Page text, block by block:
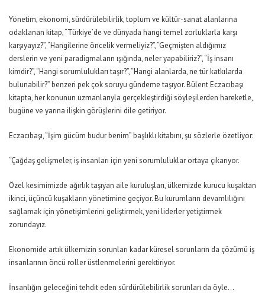
Yönetim, ekonomi, sürdürülebilirlik, toplum ve kültür-sanat alanlarına
odaklanan kitap, “Türkiye’de ve dünyada hangi temel zorluklarla karşı
karşıyayız?”, “Hangilerine öncelik vermeliyiz?”, “Geçmişten aldığımız
derslerin ve yeni paradigmaların ışığında, neler yapabiliriz?”, “İş insanı
kimdir?”, “Hangi sorumlulukları taşır?”, “Hangi alanlarda, ne tür katkılarda
bulunabilir?” benzeri pek çok soruyu gündeme taşıyor. Bülent Eczacıbaşı
kitapta, her konunun uzmanlarıyla gerçekleştirdiği söyleşilerden hareketle,
bugüne ve yarına ilişkin görüşlerini dile getiriyor.
Eczacıbaşı, “İşim gücüm budur benim” başlıklı kitabını, şu sözlerle özetliyor:
“Çağdaş gelişmeler, iş insanları için yeni sorumluluklar ortaya çıkarıyor.
Özel kesimimizde ağırlık taşıyan aile kuruluşları, ülkemizde kurucu kuşaktan
ikinci, üçüncü kuşakların yönetimine geçiyor. Bu kurumların devamlılığını
sağlamak için yönetişimlerini geliştirmek, yeni liderler yetiştirmek
zorundayız.
Ekonomide artık ülkemizin sorunları kadar küresel sorunların da çözümü iş
insanlarının öncü roller üstlenmelerini gerektiriyor.
İnsanlığın geleceğini tehdit eden sürdürülebilirlik sorunları da öyle…